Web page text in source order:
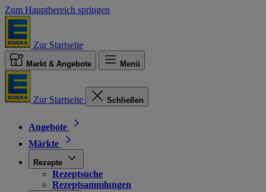
Zum Hauptbereich springen
Zur Startseite
Markt & Angebote Menü
Zur Startseite Schließen
Angebote
Märkte
Rezepte
Rezeptsuche
Rezeptsammlungen